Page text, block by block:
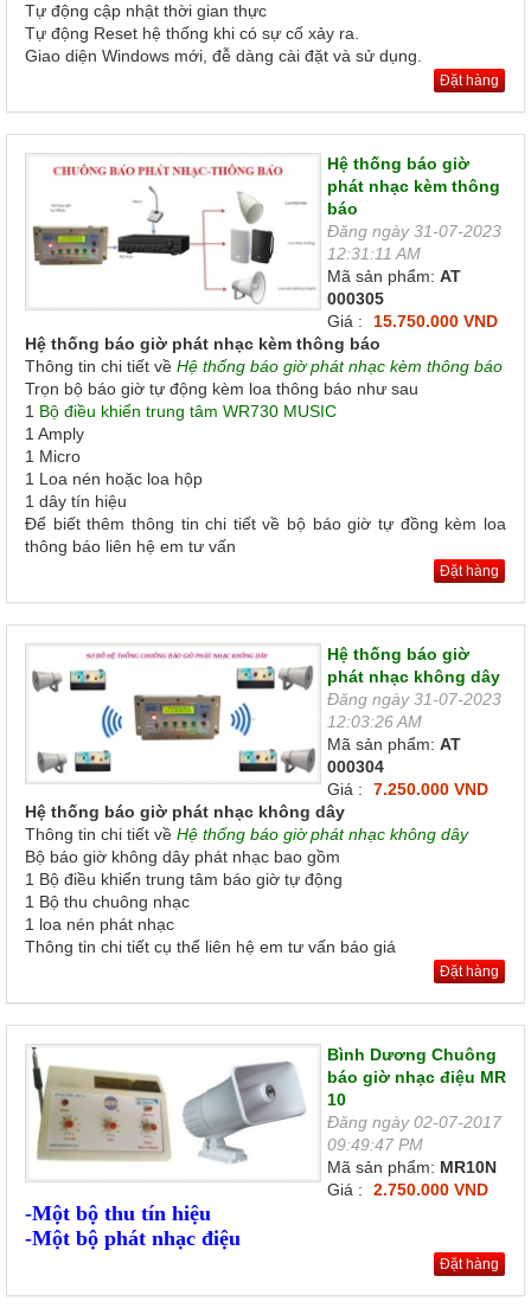
Tự động cập nhật thời gian thực
Tự động Reset hệ thống khi có sự cố xảy ra.
Giao diện Windows mới, đễ dàng cài đặt và sử dụng.
Đặt hàng
Hệ thống báo giờ
phát nhạc kèm thông
báo
Đăng ngày 31-07-2023
12:31:11 AM
Mã sản phẩm: AT
000305
Giá :
15.750.000 VND
Hệ thống báo giờ phát nhạc kèm thông báo
Thông tin chi tiết về Hệ thống báo giờ phát nhạc kèm thông báo
Trọn bộ báo giờ tự động kèm loa thông báo như sau
1 Bộ điều khiển trung tâm WR730 MUSIC
1 Amply
1 Micro
1 Loa nén hoặc loa hộp
1 dây tín hiệu
Để biết thêm thông tin chi tiết về bộ báo giờ tự đồng kèm loa
thông báo liên hệ em tư vấn
Đặt hàng
Hệ thống báo giờ
phát nhạc không dây
Đăng ngày 31-07-2023
12:03:26 AM
Mã sản phẩm: AT
000304
Giá :
7.250.000 VND
Hệ thống báo giờ phát nhạc không dây
Thông tin chi tiết về Hệ thống báo giờ phát nhạc không dây
Bộ báo giờ không dây phát nhạc bao gồm
1 Bộ điều khiển trung tâm báo giờ tự động
1 Bộ thu chuông nhạc
1 loa nén phát nhạc
Thông tin chi tiết cụ thể liên hệ em tư vấn báo giá
Đặt hàng
Bình Dương Chuông
báo giờ nhạc điệu MR
10
Đăng ngày 02-07-2017
09:49:47 PM
Mã sản phẩm: MR10N
Giá :
2.750.000 VND
-Một bộ thu tín hiệu
-Một bộ phát nhạc điệu
Đặt hàng